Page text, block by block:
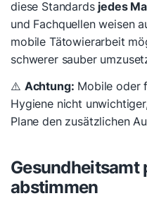
diese Standards jedes
und Fachquellen weisen
mobile Tätowierarbeit
schwerer sauber
⚠️ Achtung: Mobile oder
Hygiene nicht
Plane den zusätzlichen
Gesundheitsamt
abstimmen